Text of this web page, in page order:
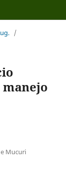
/
Mucuri